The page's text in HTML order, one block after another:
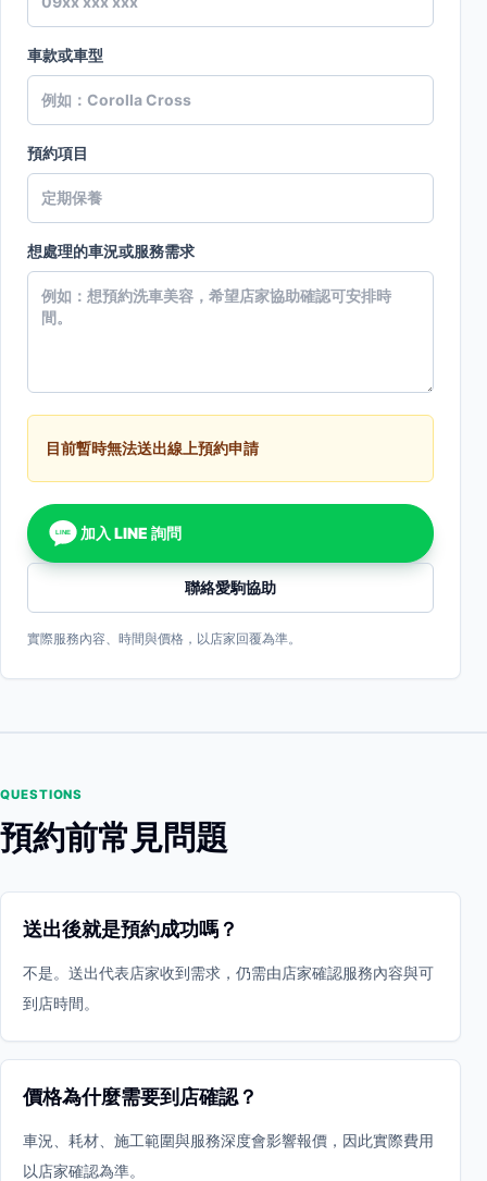
車款或車型
預約項目
想處理的車況或服務需求
目前暫時無法送出線上預約申請
LINE 加入 LINE 詢問
聯絡愛駒協助
實際服務內容、時間與價格，以店家回覆為準。
QUESTIONS
預約前常見問題
送出後就是預約成功嗎？
不是。送出代表店家收到需求，仍需由店家確認服務內容與可
到店時間。
價格為什麼需要到店確認？
車況、耗材、施工範圍與服務深度會影響報價，因此實際費用
以店家確認為準。